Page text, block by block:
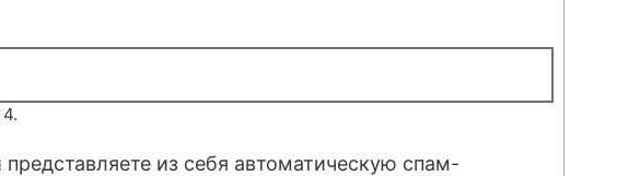
из себя автоматическую спам-